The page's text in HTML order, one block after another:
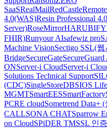
SaaSRealMailRedCastle
4.0(WAS)Resin Professional
Server)RoseMirrorHARUBIFY
FHIR)Runyour AIsafewiz pro
Machine VisionSectigo SSL(
BridgeSecureGate
ONServer-i CloudServer-i
Solutions Technical Support
(CDC)SingleStoreDBSIOS
MGMTSmartEESSmartFactory
PCRE cloudSometrend
CALLSONA CHATSparrow
on CloudSPiDER TMSSL 인